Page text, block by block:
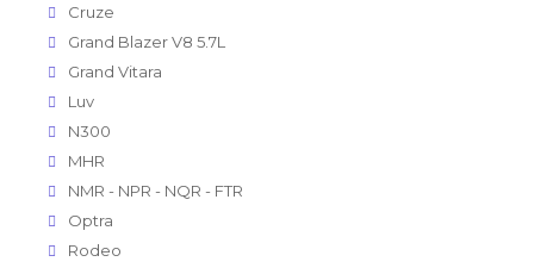
Cruze
Grand Blazer V8 5.7L
Grand Vitara
Luv
N300
MHR
NMR - NPR - NQR - FTR
Optra
Rodeo